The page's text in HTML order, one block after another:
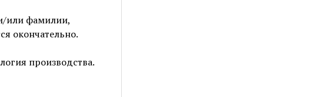
или фамилии,
окончательно.
производства.